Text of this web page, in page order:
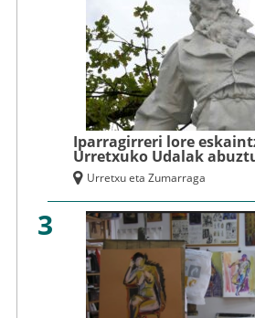
Iparragirreri lore
Urretxuko Udalak
Urretxu eta Zumarraga
3